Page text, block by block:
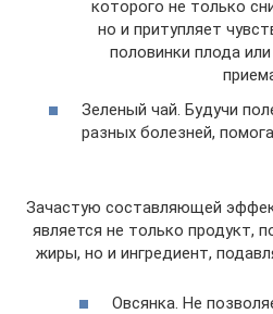
которого не только
но и притупляет
половинки плода
Зеленый чай. Будучи
разных болезней,
Зачастую составляющей
является не только продукт,
жиры, но и ингредиент,
Овсянка. Не